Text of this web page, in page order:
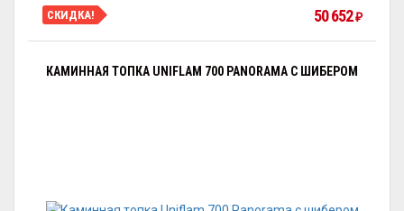
СКИДКА! 50 652₽
КАМИННАЯ ТОПКА UNIFLAM 700 PANORAMA С ШИБЕРОМ